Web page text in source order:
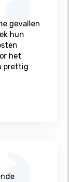
gevallen
hun
het
prettig